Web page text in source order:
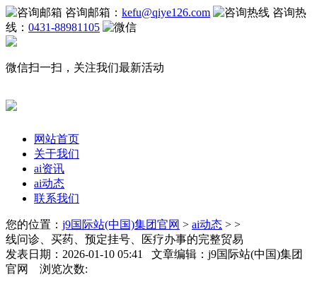
咨询邮箱： kefu@qiye126.com
咨询热
线： 0431-88981105
微信扫一扫，关注我们最新活动
网站首页
关于我们
ai资讯
ai动态
联系我们
您的位置： j9国际站(中国)集团官网 > ai动态 > >
线问诊、买药、预定挂号、医疗办事的完整贸易
发表日期：2026-01-10 05:41 文章编辑：j9国际站(中国)集团
官网 浏览次数: